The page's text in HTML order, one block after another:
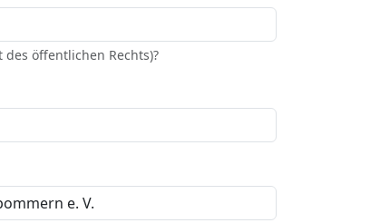
öffentlichen Rechts)?